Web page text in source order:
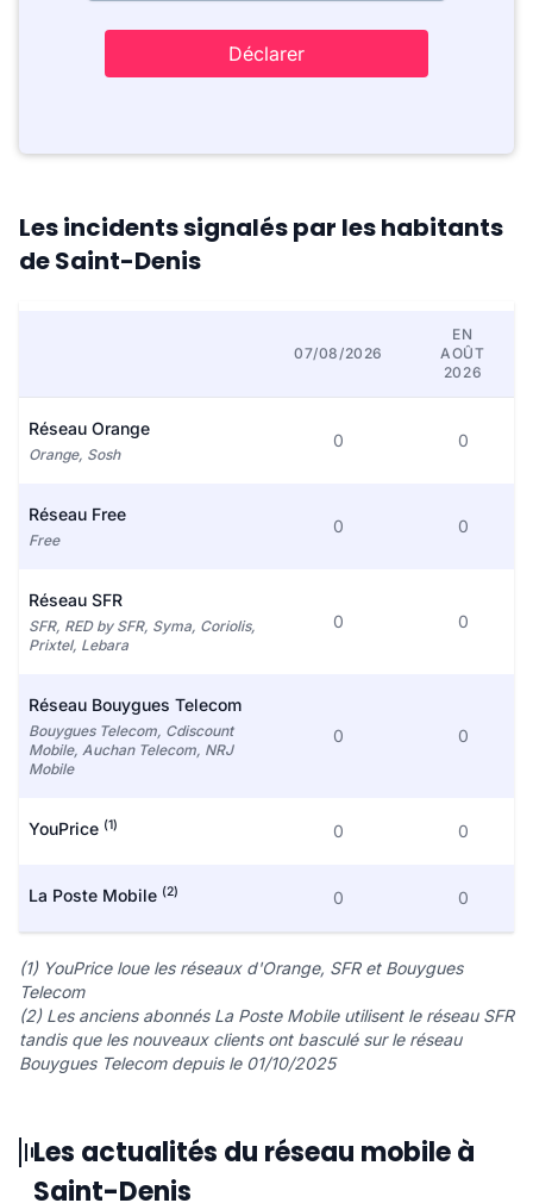
Déclarer
Les incidents signalés par les habitants
de Saint-Denis
07/08/2026
EN
AOÛT
2026
Réseau Orange
Orange, Sosh
0 0
Réseau Free
Free
0 0
Réseau SFR
SFR, RED by SFR, Syma, Coriolis,
Prixtel, Lebara
0 0
Réseau Bouygues Telecom
Bouygues Telecom, Cdiscount
Mobile, Auchan Telecom, NRJ
Mobile
0 0
YouPrice (1) 0 0
La Poste Mobile (2) 0 0
(1) YouPrice loue les réseaux d'Orange, SFR et Bouygues
Telecom
(2) Les anciens abonnés La Poste Mobile utilisent le réseau SFR
tandis que les nouveaux clients ont basculé sur le réseau
Bouygues Telecom depuis le 01/10/2025
Les actualités du réseau mobile à
Saint-Denis